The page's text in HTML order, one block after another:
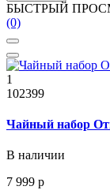
БЫСТРЫЙ
(0)
1
102399
Чайный набор
В наличии
7 999 р